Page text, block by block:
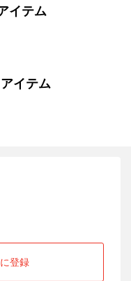
イテム
イテム
登録